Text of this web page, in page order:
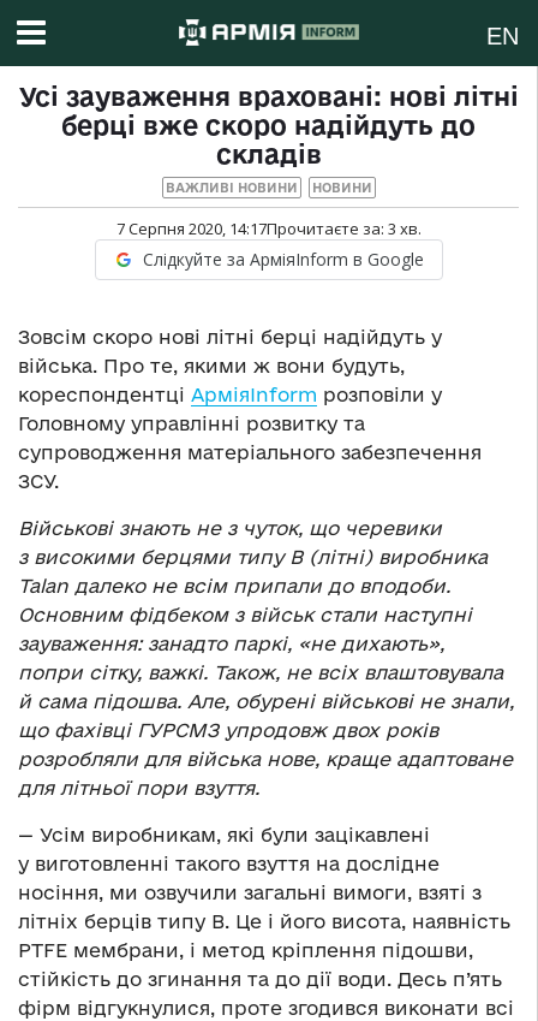
EN
Усі зауваження враховані: нові літні
берці вже скоро надійдуть до
складів
ВАЖЛИВІ НОВИНИ НОВИНИ
7 Серпня 2020, 14:17Прочитаєте за: 3 хв.
Слідкуйте за АрміяInform в Google
Зовсім скоро нові літні берці надійдуть у
війська. Про те, якими ж вони будуть,
кореспондентці АрміяInform розповіли у
Головному управлінні розвитку та
супроводження матеріального забезпечення
ЗСУ.
Військові знають нез чуток, що черевики
з високими берцями типу В (літні) виробника
Talan далеко не всім припали до вподоби.
Основним фідбеком з військ стали наступні
зауваження: занадто паркі, «не дихають»,
попри сітку, важкі. Також, не всіх влаштовувала
й сама підошва. Але, обурені військові не знали,
що фахівці ГУРСМЗ упродовж двох років
розробляли для війська нове, краще адаптоване
для літньої пори взуття.
— Усім виробникам, які були зацікавлені
у виготовленні такого взуття на дослідне
носіння, ми озвучили загальні вимоги, взяті з
літніх берців типу В. Це і його висота, наявність
PTFE мембрани, і метод кріплення підошви,
стійкість до згинання та до дії води. Десь п’ять
фірм відгукнулися, проте згодився виконати всі